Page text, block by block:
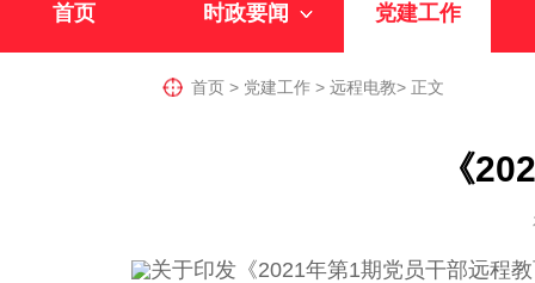
首页 时政要闻 党建工作
首页 > 党建工作 > 远程电教> 正文
《
关于印发《2021年第1期党员干部远程